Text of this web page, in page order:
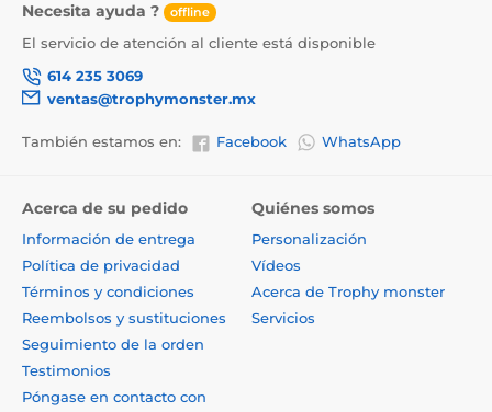
Necesita ayuda ? offline
El servicio de atención al cliente está disponible
614 235 3069
ventas@trophymonster.mx
También estamos en: Facebook WhatsApp
Acerca de su pedido
Información de entrega
Política de privacidad
Términos y condiciones
Reembolsos y sustituciones
Seguimiento de la orden
Testimonios
Póngase en contacto con
Quiénes somos
Personalización
Vídeos
Acerca de Trophy monster
Servicios